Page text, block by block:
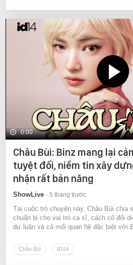
0:00
Châu Bùi: Binz mang lại
tuyệt đối, niềm tin xây
nhận rất bản năng
ShowLive 5 tháng trước
Tại cuộc trò chuyện này, Châu Bùi chia
chuẩn bị cho vai trò ca sĩ, cách cô đối
dư luận và cả mối quan hệ đặc biệt với
Châu Bùi ID14